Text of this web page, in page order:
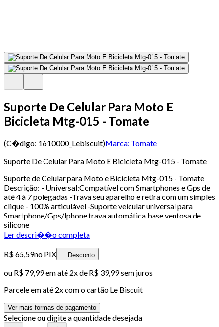
Suporte De Celular Para Moto E
Bicicleta Mtg-015 - Tomate
(C�digo: 1610000_Lebiscuit)Marca: Tomate
Suporte De Celular Para Moto E Bicicleta Mtg-015 - Tomate
Suporte de Celular para Moto e Bicicleta Mtg-015 - Tomate
Descrição: - Universal:Compatível com Smartphones e Gps de
até 4 à 7 polegadas -Trava seu aparelho e retira com um simples
clique - 100% articulável -Suporte veicular universal para
Smartphone/Gps/Iphone trava automática base ventosa de
silicone
Ler descri��o completa
R$ 65,59no PIX Desconto
ou R$ 79,99em até 2x de R$ 39,99 sem juros
Parcele em até 2x com o cartão Le Biscuit
Ver mais formas de pagamento
Selecione ou digite a quantidade desejada